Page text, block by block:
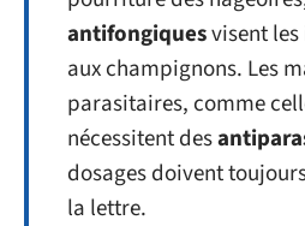
antifongiquesvisent
aux champignons. Les
parasitaires, comme
nécessitent des
dosages doivent
la lettre.